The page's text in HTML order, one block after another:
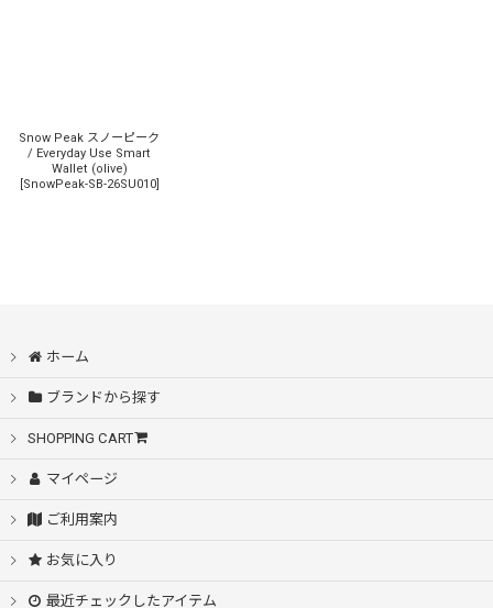
Snow Peak スノーピーク
/ Everyday Use Smart
Wallet (olive)
[SnowPeak-SB-26SU010]
ホーム
ブランドから探す
SHOPPING CART
マイページ
ご利用案内
お気に入り
最近チェックしたアイテム